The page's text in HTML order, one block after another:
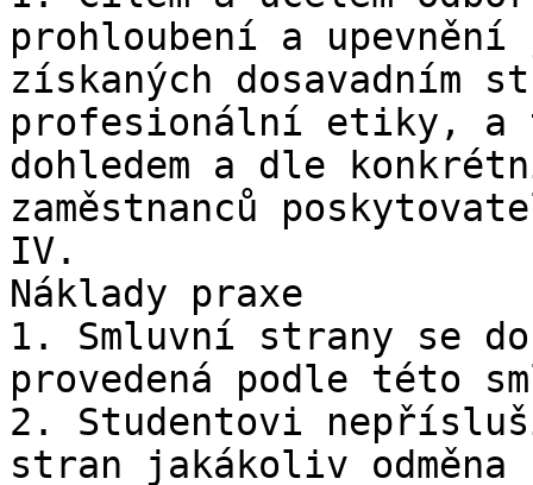
prohloubení a
získaných dosavadním
profesionální etiky, a
dohledem a dle
zaměstnanců
IV.
Náklady praxe
1. Smluvní strany se
provedená podle této
2. Studentovi
stran jakákoliv odměna